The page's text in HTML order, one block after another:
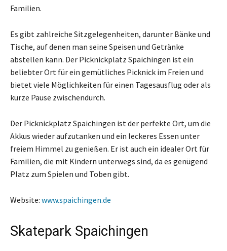
Familien.
Es gibt zahlreiche Sitzgelegenheiten, darunter Bänke und
Tische, auf denen man seine Speisen und Getränke
abstellen kann. Der Picknickplatz Spaichingen ist ein
beliebter Ort für ein gemütliches Picknick im Freien und
bietet viele Möglichkeiten für einen Tagesausflug oder als
kurze Pause zwischendurch.
Der Picknickplatz Spaichingen ist der perfekte Ort, um die
Akkus wieder aufzutanken und ein leckeres Essen unter
freiem Himmel zu genießen. Er ist auch ein idealer Ort für
Familien, die mit Kindern unterwegs sind, da es genügend
Platz zum Spielen und Toben gibt.
Website: www.spaichingen.de
Skatepark Spaichingen